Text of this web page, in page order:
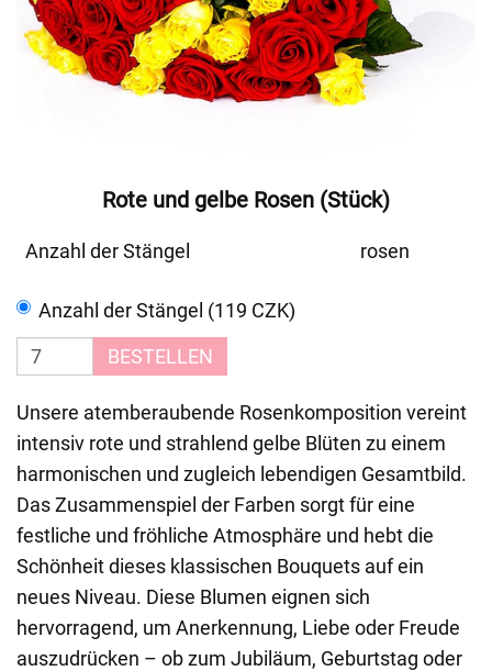
Rote und gelbe Rosen (Stück)
Anzahl der Stängel rosen
Anzahl der Stängel (119 CZK)
BESTELLEN
Unsere atemberaubende Rosenkomposition vereint
intensiv rote und strahlend gelbe Blüten zu einem
harmonischen und zugleich lebendigen Gesamtbild.
Das Zusammenspiel der Farben sorgt für eine
festliche und fröhliche Atmosphäre und hebt die
Schönheit dieses klassischen Bouquets auf ein
neues Niveau. Diese Blumen eignen sich
hervorragend, um Anerkennung, Liebe oder Freude
auszudrücken – ob zum Jubiläum, Geburtstag oder